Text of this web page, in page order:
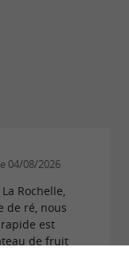
04/08/2026
Rochelle,
de ré, nous
est
de fruit